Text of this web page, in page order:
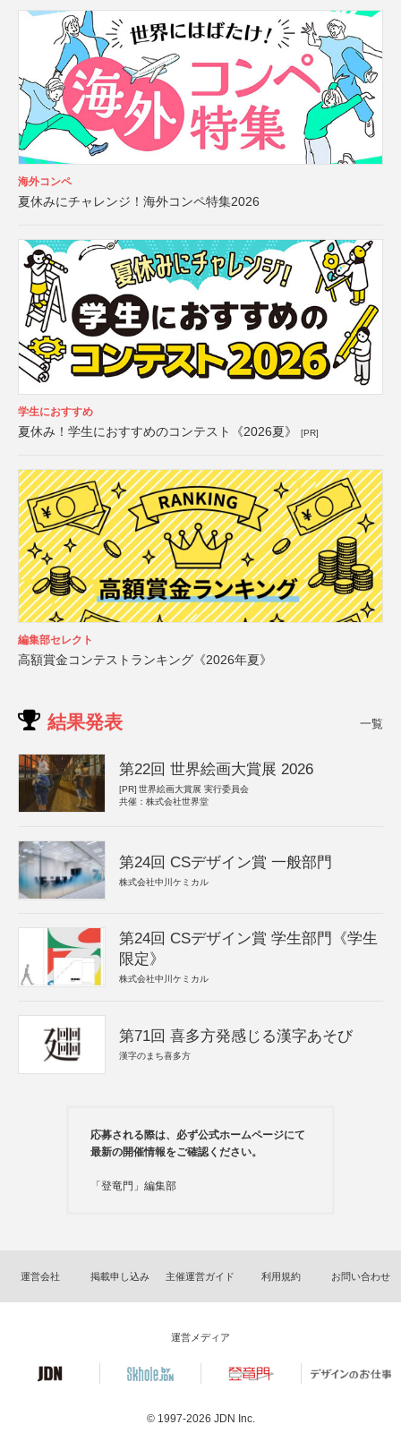
海外コンペ
夏休みにチャレンジ！海外コンペ特集2026
学生におすすめ
夏休み！学生におすすめのコンテスト《2026夏》 [PR]
編集部セレクト
高額賞金コンテストランキング《2026年夏》
結果発表 一覧
第22回 世界絵画大賞展 2026
[PR] 世界絵画大賞展 実行委員会
共催：株式会社世界堂
第24回 CSデザイン賞 一般部門
株式会社中川ケミカル
第24回 CSデザイン賞 学生部門《学生
限定》
株式会社中川ケミカル
第71回 喜多方発感じる漢字あそび
漢字のまち喜多方
応募される際は、必ず公式ホームページにて
最新の開催情報をご確認ください。
「登竜門」編集部
運営会社 掲載申し込み 主催運営ガイド 利用規約 お問い合わせ
運営メディア
© 1997-2026 JDN Inc.